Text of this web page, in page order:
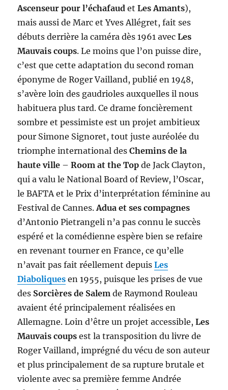
Ascenseur pour l’échafaud etLes Amants),
mais aussi de Marc et Yves Allégret, fait ses
débuts derrière la caméra dès 1961 avecLes
Mauvais coups. Le moins que l’on puisse dire,
c’est que cette adaptation du second roman
éponyme de Roger Vailland, publié en 1948,
s’avère loin des gaudrioles auxquelles il nous
habituera plus tard. Ce drame foncièrement
sombre et pessimiste est un projet ambitieux
pour Simone Signoret, tout juste auréolée du
triomphe international des Chemins de la
haute ville –Room at the Topde Jack Clayton,
qui a valu le National Board of Review, l’Oscar,
le BAFTA et le Prix d’interprétation féminine au
Festival de Cannes.Adua et ses compagnes
d’Antonio Pietrangeli n’a pas connu le succès
espéré et la comédienne espère bien se refaire
en revenant tourner en France, ce qu’elle
n’avait pas fait réellement depuisLes
Diaboliques en 1955, puisque les prises de vue
des Sorcières de Salemde Raymond Rouleau
avaient été principalement réalisées en
Allemagne. Loin d’être un projet accessible,Les
Mauvais coups est la transposition du livre de
Roger Vailland, imprégné du vécu de son auteur
et plus principalement de sa rupture brutale et
violente avec sa première femme Andrée